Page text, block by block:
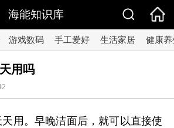
海能知识库
游戏数码 手工爱好 生活家居 健康养
用吗
用。早晚洁面后，就可以直接使